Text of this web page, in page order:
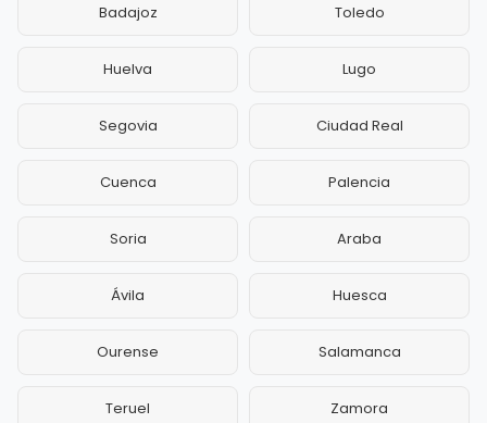
Badajoz Toledo
Huelva Lugo
Segovia Ciudad Real
Cuenca Palencia
Soria Araba
Ávila Huesca
Ourense Salamanca
Teruel Zamora